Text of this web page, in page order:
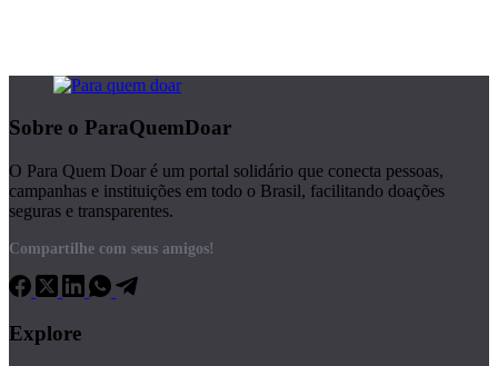
Sobre o ParaQuemDoar
O Para Quem Doar é um portal solidário que conecta pessoas,
campanhas e instituições em todo o Brasil, facilitando doações
seguras e transparentes.
Compartilhe com seus amigos!
Explore